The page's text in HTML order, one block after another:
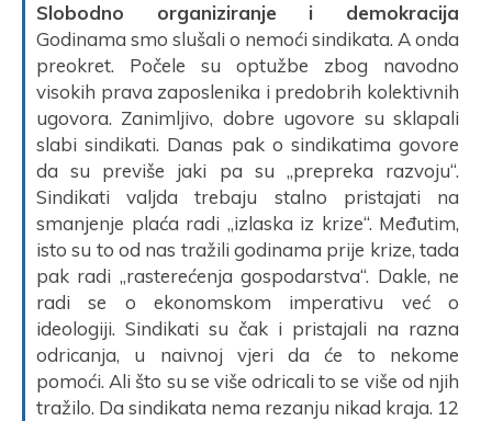
Slobodno organiziranje i demokracija
Godinama smo slušali o nemoći sindikata. A onda
preokret. Počele su optužbe zbog navodno
visokih prava zaposlenika i predobrih kolektivnih
ugovora. Zanimljivo, dobre ugovore su sklapali
slabi sindikati. Danas pak o sindikatima govore
da su previše jaki pa su „prepreka razvoju“.
Sindikati valjda trebaju stalno pristajati na
smanjenje plaća radi „izlaska iz krize“. Međutim,
isto su to od nas tražili godinama prije krize, tada
pak radi „rasterećenja gospodarstva“. Dakle, ne
radi se o ekonomskom imperativu već o
ideologiji. Sindikati su čak i pristajali na razna
odricanja, u naivnoj vjeri da će to nekome
pomoći. Ali što su se više odricali to se više od njih
tražilo. Da sindikata nema rezanju nikad kraja. 12